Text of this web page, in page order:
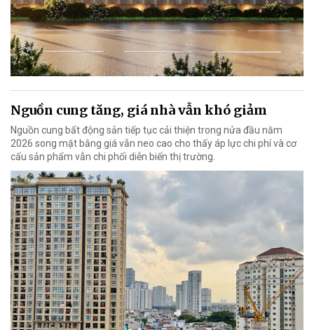
Nguồn cung tăng, giá nhà vẫn khó giảm
Nguồn cung bất động sản tiếp tục cải thiện trong nửa đầu năm
2026 song mặt bằng giá vẫn neo cao cho thấy áp lực chi phí và cơ
cấu sản phẩm vẫn chi phối diễn biến thị trường.